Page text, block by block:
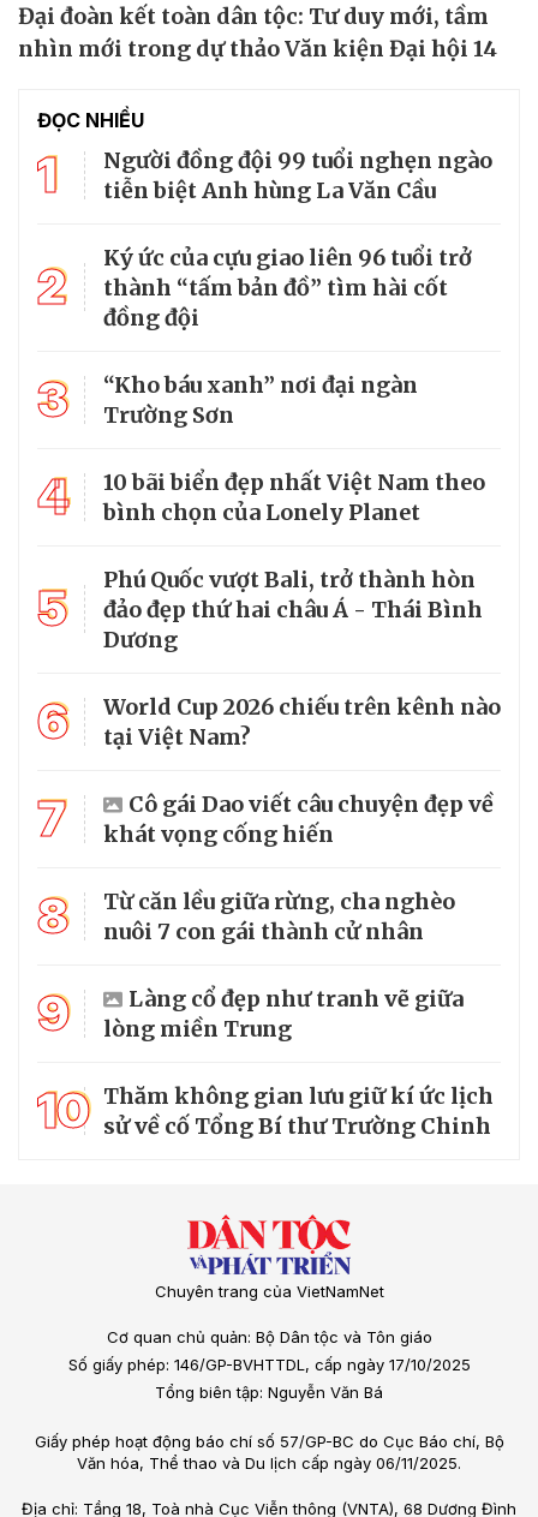
Đại đoàn kết toàn dân tộc: Tư duy mới, tầm
nhìn mới trong dự thảo Văn kiện Đại hội 14
ĐỌC NHIỀU
1
Người đồng đội 99 tuổi nghẹn ngào
tiễn biệt Anh hùng La Văn Cầu
2
Ký ức của cựu giao liên 96 tuổi trở
thành “tấm bản đồ” tìm hài cốt
đồng đội
3
“Kho báu xanh” nơi đại ngàn
Trường Sơn
4
10 bãi biển đẹp nhất Việt Nam theo
bình chọn của Lonely Planet
5
Phú Quốc vượt Bali, trở thành hòn
đảo đẹp thứ hai châu Á - Thái Bình
Dương
6
World Cup 2026 chiếu trên kênh nào
tại Việt Nam?
7
Cô gái Dao viết câu chuyện đẹp về
khát vọng cống hiến
8
Từ căn lều giữa rừng, cha nghèo
nuôi 7 con gái thành cử nhân
9
Làng cổ đẹp như tranh vẽ giữa
lòng miền Trung
10 Thăm không gian lưu giữ kí ức lịch
sử về cố Tổng Bí thư Trường Chinh
Chuyên trang của VietNamNet
Cơ quan chủ quản: Bộ Dân tộc và Tôn giáo
Số giấy phép: 146/GP-BVHTTDL, cấp ngày 17/10/2025
Tổng biên tập: Nguyễn Văn Bá
Giấy phép hoạt động báo chí số 57/GP-BC do Cục Báo chí, Bộ
Văn hóa, Thể thao và Du lịch cấp ngày 06/11/2025.
Địa chỉ: Tầng 18, Toà nhà Cục Viễn thông (VNTA), 68 Dương Đình